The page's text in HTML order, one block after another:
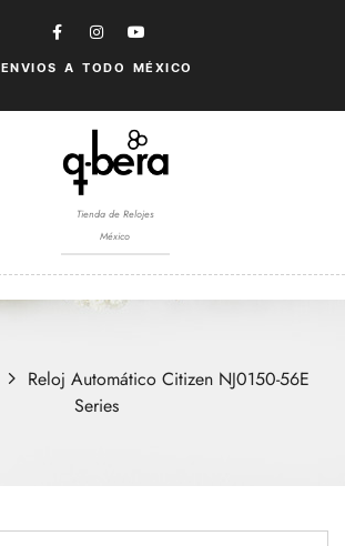
ENVIOS A TODO MÉXICO
Tienda de Relojes
México
Reloj Automático Citizen NJ0150-56E
Series